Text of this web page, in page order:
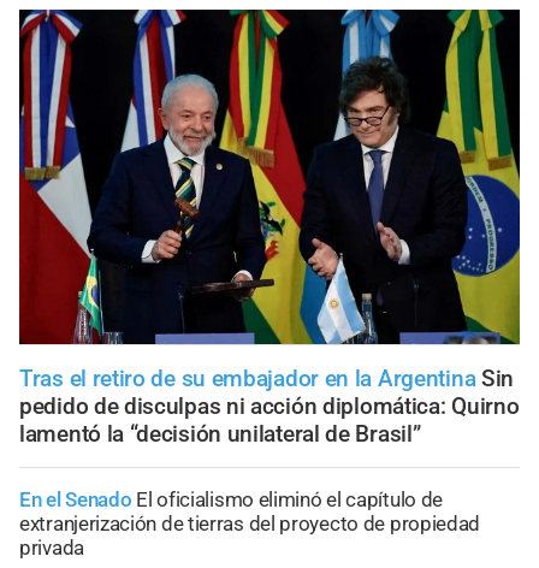
Tras el retiro de su embajador en la Argentina Sin
pedido de disculpas ni acción diplomática: Quirno
lamentó la “decisión unilateral de Brasil”
En el Senado El oficialismo eliminó el capítulo de
extranjerización de tierras del proyecto de propiedad
privada